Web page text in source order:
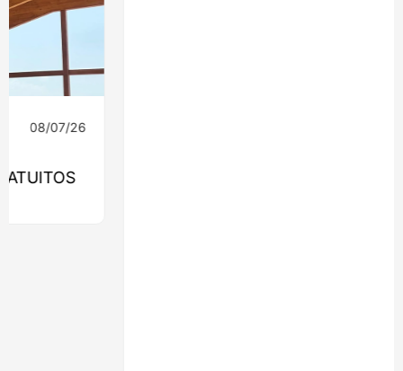
Ingeniería
MONROY 2775: EL EDIFICIO QUE